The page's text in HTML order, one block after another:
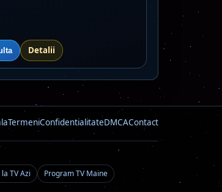
Detalii
TermeniConfidentialitateDMCAContact
TV Azi
Program TV Maine